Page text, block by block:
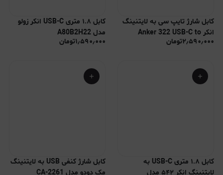
کابل شارژ تایپ سی به لایتنینگ
انکر Anker 322 USB-C to
Lightning مدل A81B5H21
۲٫۵۹۰٫۰۰۰تومان
کابل ۱.۸ متری USB-C انکر زولو
مدل A80B2H22
۱٫۵۹۰٫۰۰۰تومان
کابل ۱.۸ متری USB-C به
کابل شارژ کنفی USB به لایتنینگ